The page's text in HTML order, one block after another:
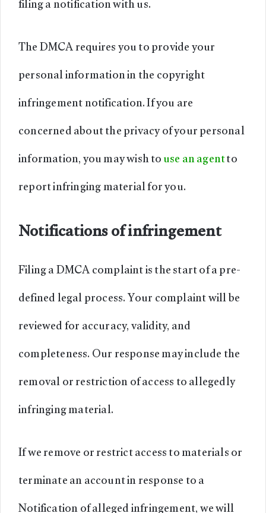
The DMCA requires you to provide your
personal information in the copyright
infringement notification. If you are
concerned about the privacy of your personal
information, you may wish touse an agentto
report infringing material for you.
Notifications of infringement
Filing a DMCA complaint is the start of a pre-
defined legal process. Your complaint will be
reviewed for accuracy, validity, and
completeness. Our response may include the
removal or restriction of access to allegedly
infringing material.
If we remove or restrict access to materials or
terminate an account in response to a